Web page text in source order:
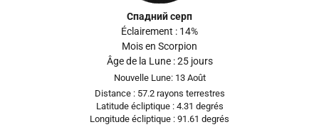
Спадний серп
Éclairement : 14%
Mois en Scorpion
Âge de la Lune : 25 jours
Nouvelle Lune: 13 Août
Distance : 57.2 rayons terrestres
Latitude écliptique : 4.31 degrés
Longitude écliptique : 91.61 degrés